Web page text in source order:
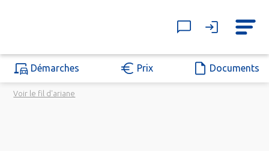
Démarches Prix Documents
Voir le fil d'ariane